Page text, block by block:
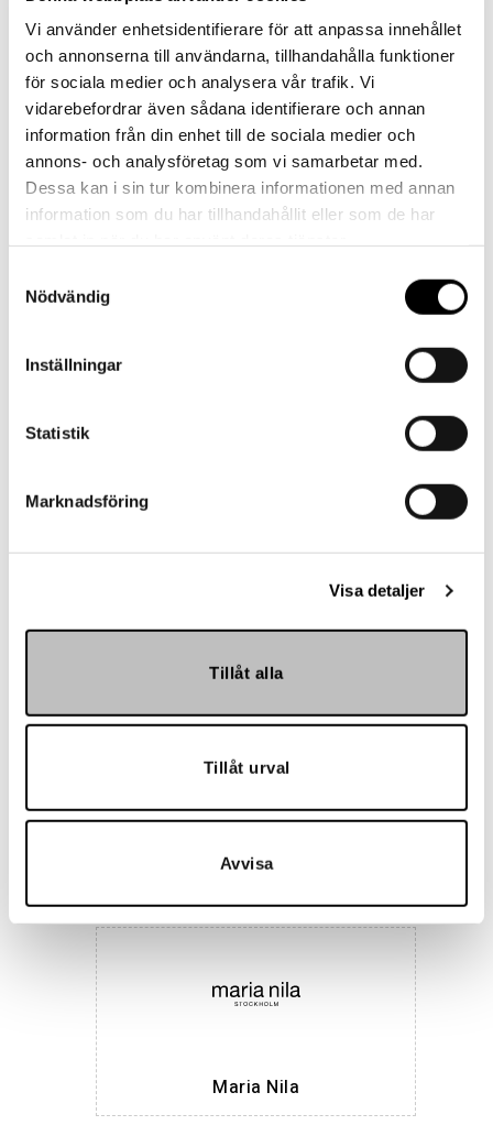
Vi använder enhetsidentifierare för att anpassa innehållet
och annonserna till användarna, tillhandahålla funktioner
för sociala medier och analysera vår trafik. Vi
vidarebefordrar även sådana identifierare och annan
information från din enhet till de sociala medier och
annons- och analysföretag som vi samarbetar med.
Dessa kan i sin tur kombinera informationen med annan
information som du har tillhandahållit eller som de har
Nödvändig
Inställningar
Statistik
Marknadsföring
Visa detaljer
Tillåt alla
Tillåt urval
Avvisa
Har du frågor eller behöver hjälp?
Vi finns här för dig!
Vår kundtjänst är tillgänglig Mån – Fre: 07:30 –
Kontakt
Referenser
Hemmakväll
Maria Nila